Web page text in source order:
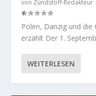
von Zündstoff-Redakteur
Polen, Danzig und
erzählt Der 1.
WEITERLESEN